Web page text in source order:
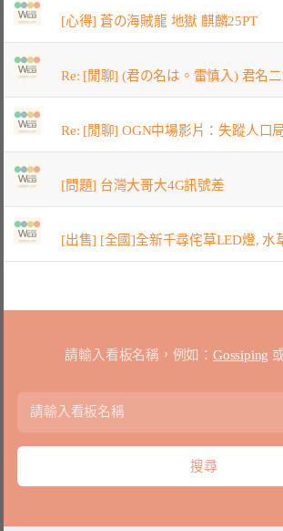
[心得] 蒼の海賊龍 地獄 麒麟25PT
Re: [閒聊] (君の名は。雷慎入) 君名
Re: [閒聊] OGN中場影片：失蹤人口
[問題] 台灣大哥大4G訊號差
[出售] [全國]全新千尋侘草LED燈, 水
請輸入看板名稱，例如：Gossiping